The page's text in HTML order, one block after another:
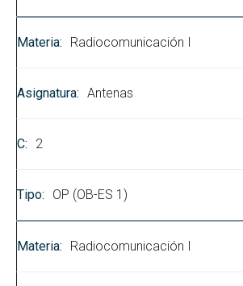
Radiocomunicación I
Antenas
2
OP (OB-ES 1)
Radiocomunicación I